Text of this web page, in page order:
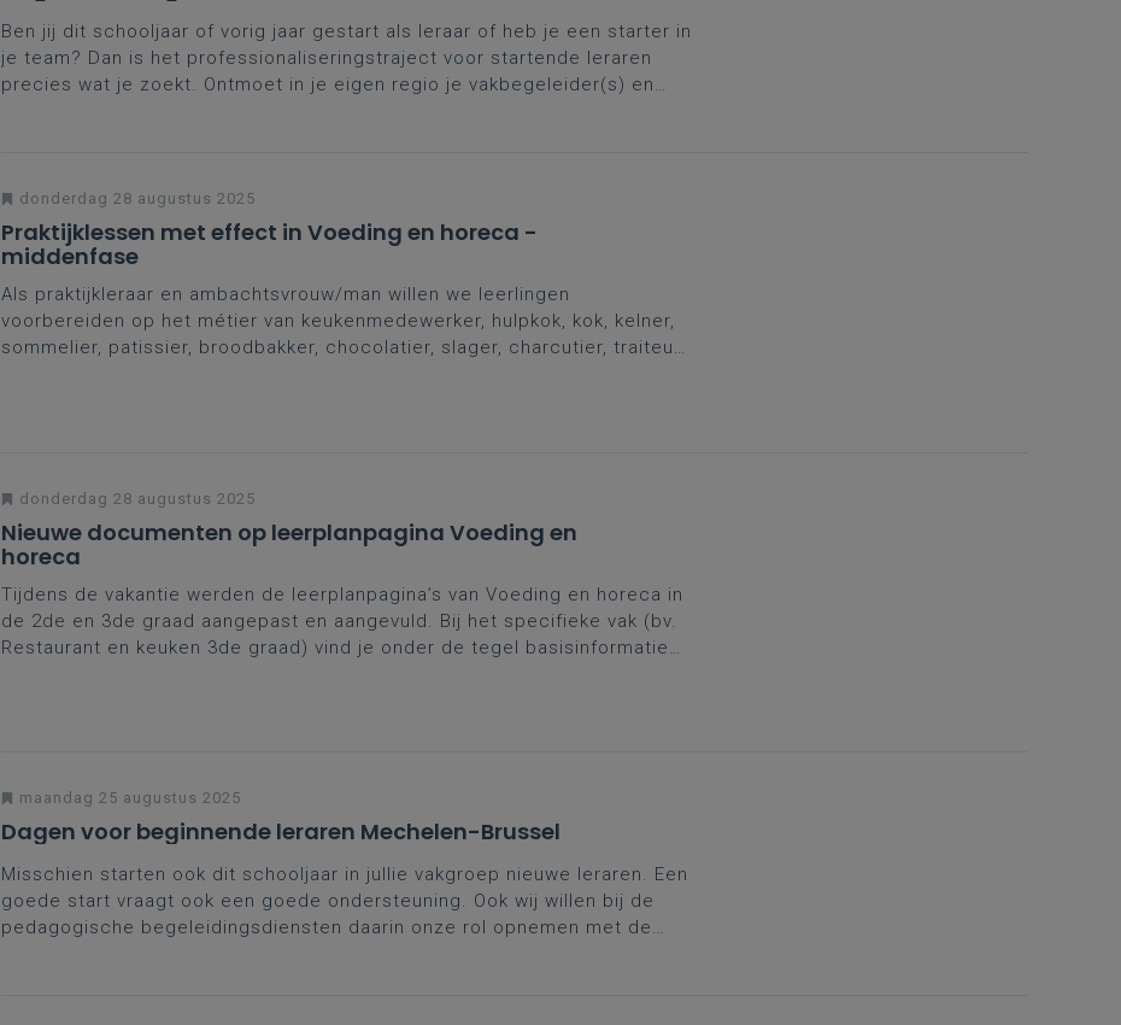
Ben jij dit schooljaar of vorig jaar gestart als leraar of heb je een starter in
je team? Dan is het professionaliseringstraject voor startende leraren
precies wat je zoekt. Ontmoet in je eigen regio je vakbegeleider(s) en
donderdag 28 augustus 2025
Praktijklessen met effect in Voeding en horeca -
middenfase
Als praktijkleraar en ambachtsvrouw/man willen we leerlingen
voorbereiden op het métier van keukenmedewerker, hulpkok, kok, kelner,
sommelier, patissier, broodbakker, chocolatier, slager, charcutier, traiteur
donderdag 28 augustus 2025
Nieuwe documenten op leerplanpagina Voeding en
horeca
Tijdens de vakantie werden de leerplanpagina’s van Voeding en horeca in
de 2de en 3de graad aangepast en aangevuld. Bij het specifieke vak (bv.
Restaurant en keuken 3de graad) vind je onder de tegel basisinformatie
maandag 25 augustus 2025
Dagen voor beginnende leraren Mechelen-Brussel
Misschien starten ook dit schooljaar in jullie vakgroep nieuwe leraren. Een
goede start vraagt ook een goede ondersteuning. Ook wij willen bij de
pedagogische begeleidingsdiensten daarin onze rol opnemen met de